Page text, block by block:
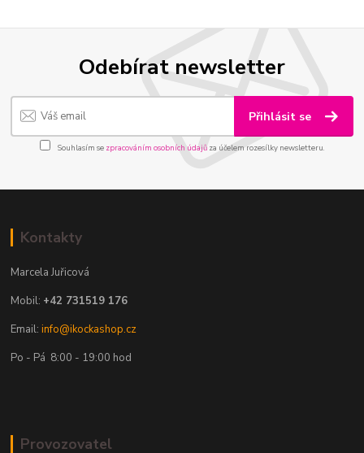
Odebírat newsletter
Přihlásit se
Souhlasím se zpracováním osobních údajůza účelem rozesílky newsletteru.
Kontakty
Marcela Juřicová
Mobil: +42 731519 176
Email:info@ikockashop.cz
Po - Pá 8:00 - 19:00 hod
Provozovatel